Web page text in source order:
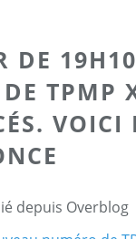
DE
TPMP
VOICI
depuis Overblog